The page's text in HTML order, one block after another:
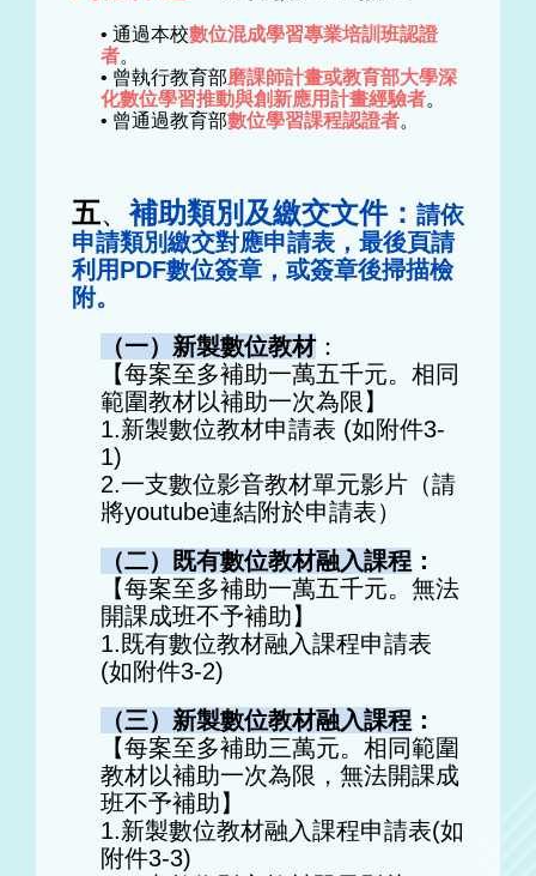
• 通過本校數位混成學習專業培訓班認證
者。
• 曾執行教育部磨課師計畫或教育部大學深
化數位學習推動與創新應用計畫經驗者。
• 曾通過教育部數位學習課程認證者。
五、補助類別及繳交文件： 請依
申請類別繳交對應申請表，最後頁請
利用PDF數位簽章，或簽章後掃描檢
附。
（一）新製數位教材：
【每案至多補助一萬五千元。相同
範圍教材以補助一次為限】
1.新製數位教材申請表 (如附件3-
1)
2.一支數位影音教材單元影片（請
將youtube連結附於申請表）
（二）既有數位教材融入課程 ：
【每案至多補助一萬五千元。無法
開課成班不予補助】
1.既有數位教材融入課程申請表
(如附件3-2)
（三）新製數位教材融入課程 ：
【每案至多補助三萬元。相同範圍
教材以補助一次為限，無法開課成
班不予補助】
1.新製數位教材融入課程申請表(如
附件3-3)